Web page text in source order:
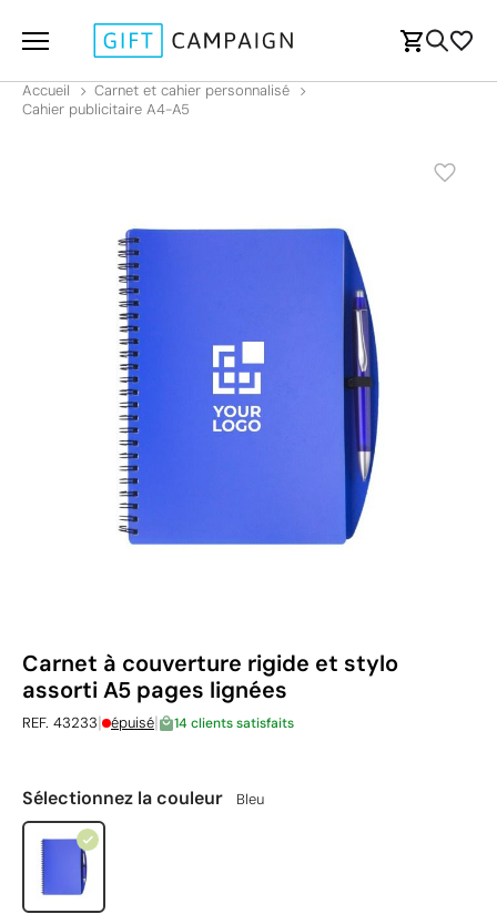
Accueil
Carnet et cahier personnalisé
Cahier publicitaire A4-A5
Carnet à couverture rigide et stylo
assorti A5 pages lignées
REF. 43233| épuisé| 14 clients satisfaits
Sélectionnez la couleur Bleu